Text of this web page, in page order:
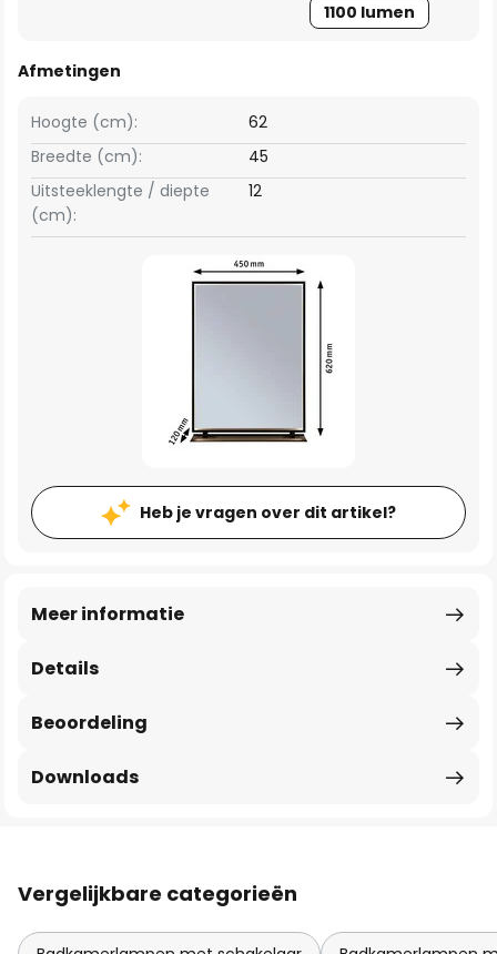
1100 lumen
Afmetingen
Breedte (cm): 45
Hoogte (cm): 62
Uitsteeklengte / diepte
(cm):
12
Heb je vragen over dit artikel?
Details
Meer informatie
Beoordeling
Downloads
Vergelijkbare categorieën